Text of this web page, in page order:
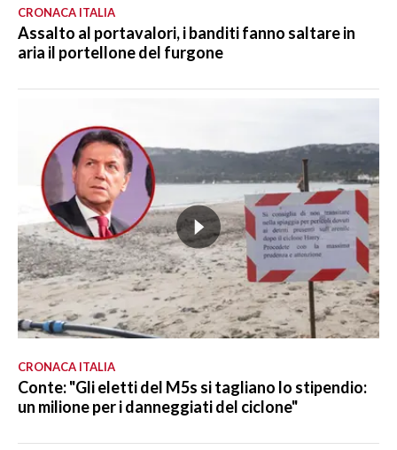
CRONACA ITALIA
Assalto al portavalori, i banditi fanno saltare in
aria il portellone del furgone
CRONACA ITALIA
Conte: "Gli eletti del M5s si tagliano lo stipendio:
un milione per i danneggiati del ciclone"